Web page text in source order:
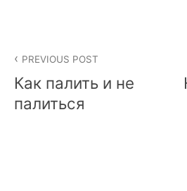
navigation
PREVIOUS POST
Как палить и не
палиться